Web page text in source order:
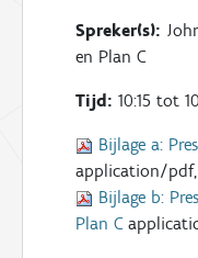
Spreker(s):
en Plan C
Tijd: 10:15 tot
Bijlage a:
application/pdf,
Bijlage b:
Plan C